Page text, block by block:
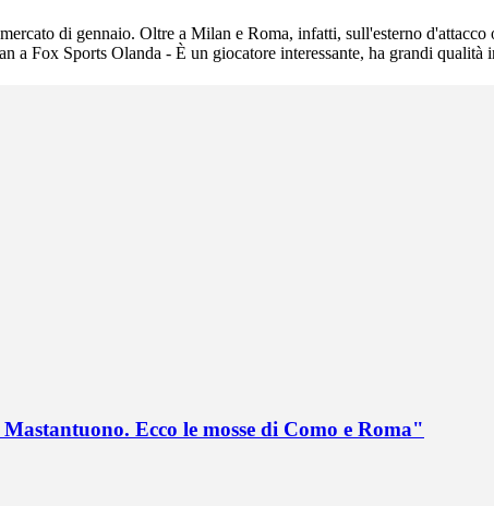
di gennaio. Oltre a Milan e Roma, infatti, sull'esterno
a Fox Sports Olanda - È un giocatore interessante, ha grandi
Ecco le mosse di Como e Roma"